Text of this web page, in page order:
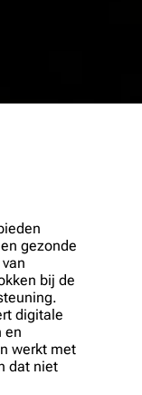
gezonde
bij de
digitale
en
werkt met
dat niet